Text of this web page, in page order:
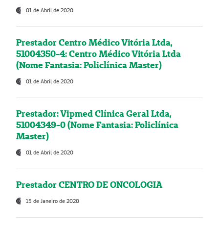
01 de Abril de 2020
Prestador Centro Médico Vitória Ltda,
51004350-4: Centro Médico Vitória Ltda
(Nome Fantasia: Policlínica Master)
01 de Abril de 2020
Prestador: Vipmed Clínica Geral Ltda,
51004349-0 (Nome Fantasia: Policlínica
Master)
01 de Abril de 2020
Prestador CENTRO DE ONCOLOGIA
15 de Janeiro de 2020